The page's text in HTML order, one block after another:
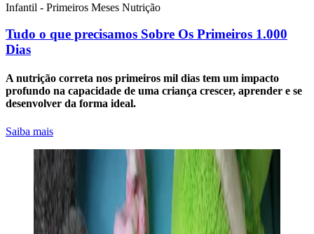
Infantil - Primeiros Meses Nutrição
Tudo o que precisamos Sobre Os Primeiros 1.000
Dias
A nutrição correta nos primeiros mil dias tem um impacto
profundo na capacidade de uma criança crescer, aprender e se
desenvolver da forma ideal.
Saiba mais